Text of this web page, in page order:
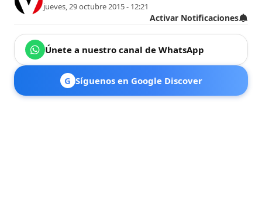
jueves, 29 octubre 2015 - 12:21
Activar Notificaciones
Únete a nuestro canal de WhatsApp
G Síguenos en Google Discover